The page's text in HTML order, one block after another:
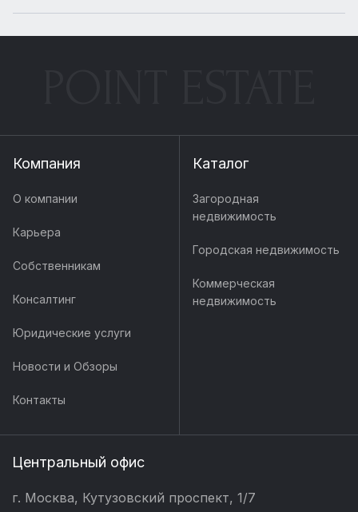
Компания
О компании
Карьера
Собственникам
Консалтинг
Юридические услуги
Новости и Обзоры
Контакты
Каталог
Загородная
недвижимость
Городская недвижимость
Коммерческая
недвижимость
Центральный офис
г. Москва, Кутузовский проспект, 1/7